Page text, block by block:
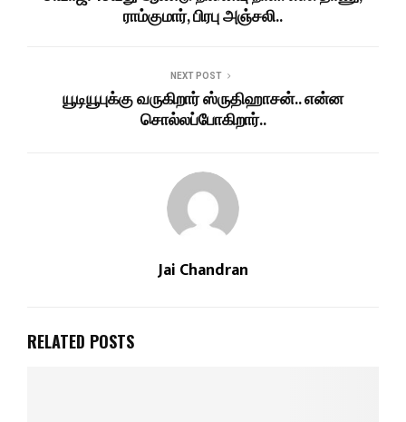
ராம்குமார், பிரபு அஞ்சலி..
NEXT POST
யூடியூபுக்கு வருகிறார் ஸ்ருதிஹாசன்.. என்ன
சொல்லப்போகிறார்..
Jai Chandran
RELATED POSTS